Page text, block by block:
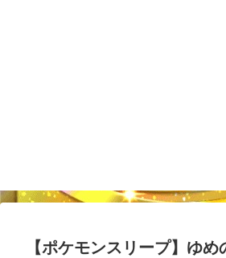
【ポケモンスリープ】ゆ